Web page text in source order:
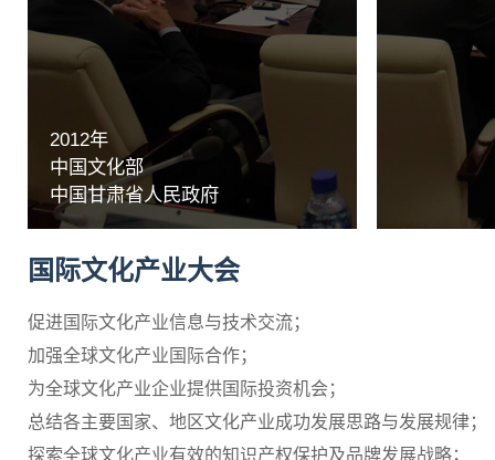
2012年
中国文化部
中国甘肃省人民政府
国际文化产业大会
促进国际文化产业信息与技术交流；
加强全球文化产业国际合作；
为全球文化产业企业提供国际投资机会；
总结各主要国家、地区文化产业成功发展思路与发展规律；
探索全球文化产业有效的知识产权保护及品牌发展战略；